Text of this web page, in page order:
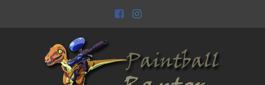
content